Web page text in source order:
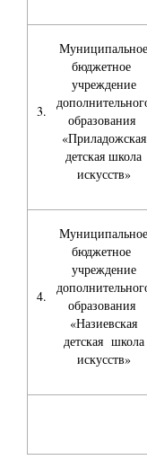
3.
Муниципальное
бюджетное
учреждение
образования
«Приладожская
детская школа
искусств»
4.
Муниципальное
бюджетное
учреждение
образования
«Назиевская
детская школа
искусств»